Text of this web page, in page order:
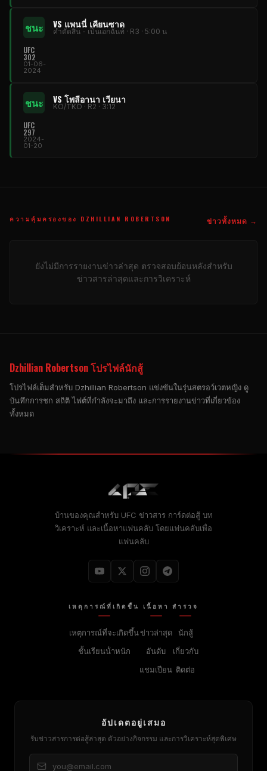
ชนะ VS แพนนี่ เคียนซาด
คําตัดสิน - เป็นเอกฉันท์ · R3 · 5:00 น
UFC
302
01-06-
2024
ชนะ VS โพลีอานา เวียนา
KO/TKO · R2 · 3:12
UFC
297
2024-
01-20
ความคุ้มครองของ DZHILLIAN ROBERTSON ข่าวทั้งหมด →
ยังไม่มีการรายงานข่าวล่าสุด ตรวจสอบย้อนหลังสําหรับ
ข่าวสารล่าสุดและการวิเคราะห์
Dzhillian Robertson โปรไฟล์นักสู้
โปรไฟล์เต็มสําหรับ Dzhillian Robertson แข่งขันในรุ่นสตรอว์เวตหญิง ดู
บันทึกการชก สถิติ ไฟต์ที่กําลังจะมาถึง และการรายงานข่าวที่เกี่ยวข้อง
ทั้งหมด
บ้านของคุณสําหรับ UFC ข่าวสาร การ์ดต่อสู้ บท
วิเคราะห์ และเนื้อหาแฟนคลับ โดยแฟนคลับเพื่อ
แฟนคลับ
เหตุการณ์ที่เกิดขึ้น
เหตุการณ์ที่จะเกิดขึ้น
ชั้นเรียนน้ําหนัก
เนื้อหา
ข่าวล่าสุด
อันดับ
แชมเปียน
สํารวจ
นักสู้
เกี่ยวกับ
ติดต่อ
อัปเดตอยู่เสมอ
รับข่าวสารการต่อสู้ล่าสุด ตัวอย่างกิจกรรม และการวิเคราะห์สุดพิเศษ